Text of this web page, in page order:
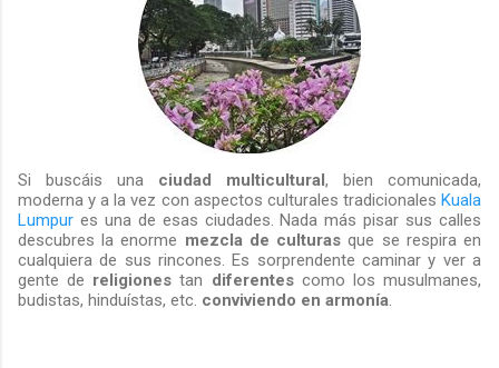
Si buscáis una ciudad multicultural, bien comunicada,
moderna y a la vez con aspectos culturales tradicionales Kuala
Lumpur es una de esas ciudades.Nada más pisar sus calles
descubres la enorme mezcla de culturas que se respira en
cualquiera de sus rincones. Es sorprendente caminar y ver a
gente de religiones tan diferentescomo los musulmanes,
budistas, hinduístas, etc. conviviendo en armonía